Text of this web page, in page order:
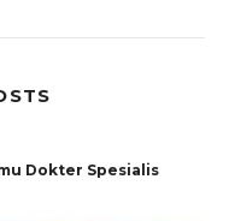
Dokter Spesialis